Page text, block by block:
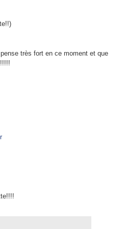
très fort en ce moment et que